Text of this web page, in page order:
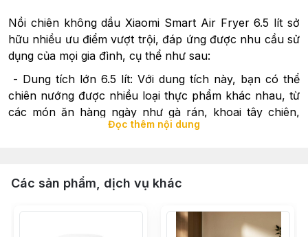
Nồi chiên không dầu Xiaomi Smart Air Fryer 6.5 lít sở
hữu nhiều ưu điểm vượt trội, đáp ứng được nhu cầu sử
dụng của mọi gia đình, cụ thể như sau:
- Dung tích lớn 6.5 lít: Với dung tích này, bạn có thể
chiên nướng được nhiều loại thực phẩm khác nhau, từ
các món ăn hàng ngày như gà rán, khoai tây chiên,
đến các món nướng như thịt, cá, rau củ.
thời gian.
- 12 chế độ cài đặt sẵn: Nhiều chế độ nấu khác nhau
giúp bạn có thể tự do chế biến các món ăn phù hợp
Đọc thêm nội dung
Các sản phẩm, dịch vụ khác